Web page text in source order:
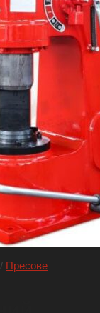
/ Пресове